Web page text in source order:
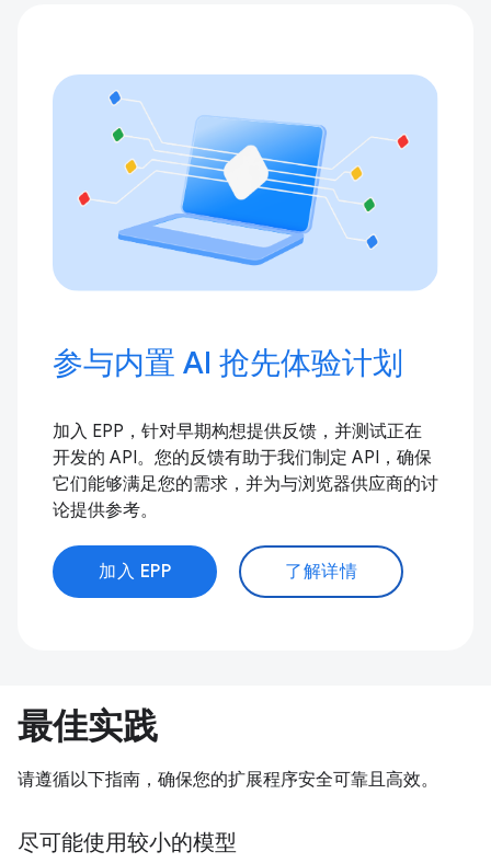
参与内置 AI 抢先体验计划
加入 EPP，针对早期构想提供反馈，并测试正在
开发的 API。您的反馈有助于我们制定 API，确保
它们能够满足您的需求，并为与浏览器供应商的讨
论提供参考。
加入 EPP 了解详情
最佳实践
请遵循以下指南，确保您的扩展程序安全可靠且高效。
尽可能使用较小的模型